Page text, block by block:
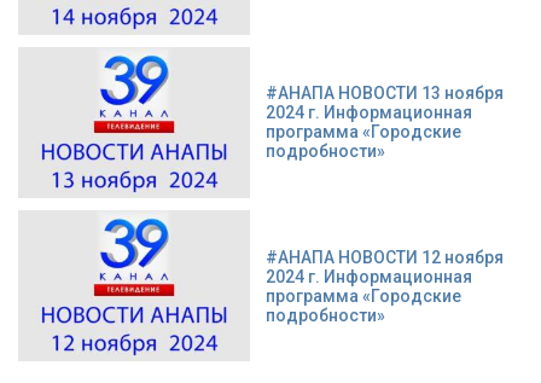
#АНАПА НОВОСТИ 13 ноября
2024 г. Информационная
программа «Городские
подробности»
#АНАПА НОВОСТИ 12 ноября
2024 г. Информационная
программа «Городские
подробности»